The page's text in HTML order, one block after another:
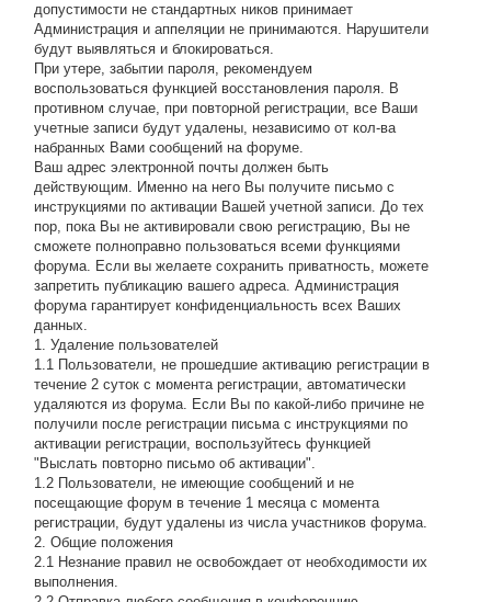
допустимости не стандартных ников принимает
Администрация и аппеляции не принимаются. Нарушители
будут выявляться и блокироваться.
При утере, забытии пароля, рекомендуем
воспользоваться функцией восстановления пароля. В
противном случае, при повторной регистрации, все Ваши
учетные записи будут удалены, независимо от кол-ва
набранных Вами сообщений на форуме.
Ваш адрес электронной почты должен быть
действующим. Именно на него Вы получите письмо с
инструкциями по активации Вашей учетной записи. До тех
пор, пока Вы не активировали свою регистрацию, Вы не
сможете полноправно пользоваться всеми функциями
форума. Если вы желаете сохранить приватность, можете
запретить публикацию вашего адреса. Администрация
форума гарантирует конфиденциальность всех Ваших
данных.
1. Удаление пользователей
1.1 Пользователи, не прошедшие активацию регистрации в
течение 2 суток с момента регистрации, автоматически
удаляются из форума. Если Вы по какой-либо причине не
получили после регистрации письма с инструкциями по
активации регистрации, воспользуйтесь функцией
"Выслать повторно письмо об активации".
1.2 Пользователи, не имеющие сообщений и не
посещающие форум в течение 1 месяца с момента
регистрации, будут удалены из числа участников форума.
2. Общие положения
2.1 Hезнание правил не освобождает от необходимости их
выполнения.